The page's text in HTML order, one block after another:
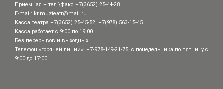
Приемная – тел.\факс +7(3652) 25-44-28
E-mail: kr.muzteatr@mail.ru
Касса театра +7(3652) 25-45-52, +7(978) 563-15-45
Касса работает с 9:00 по 19:00
Без перерывов и выходных
Телефон «горячей линии»: +7-978-149-21-75, с понедельника по пятницу с
9:00 до 17:00